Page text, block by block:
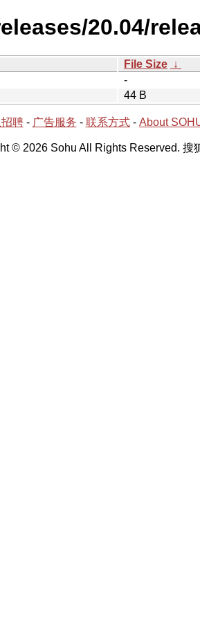
20.04/
File Size ↓
-
44 B
聘- 广告服务 - 联系方式- About
© 2026 Sohu All Rights Reserved. 搜